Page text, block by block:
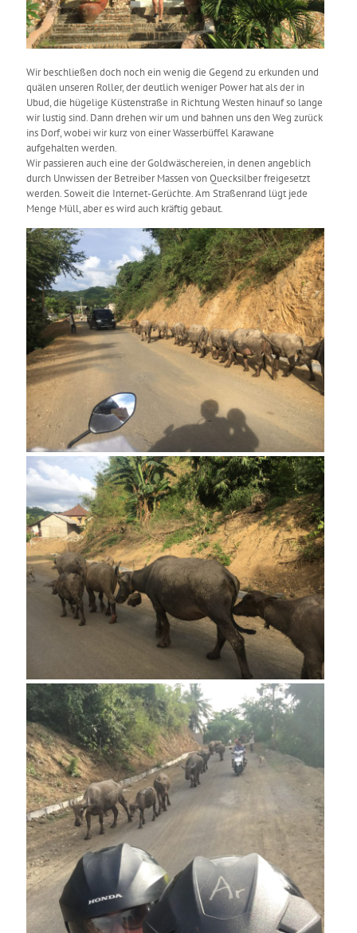
Wir beschließen doch noch ein wenig die Gegend zu erkunden und
quälen unseren Roller, der deutlich weniger Power hat als der in
Ubud, die hügelige Küstenstraße in Richtung Westen hinauf so lange
wir lustig sind. Dann drehen wir um und bahnen uns den Weg zurück
ins Dorf, wobei wir kurz von einer Wasserbüffel Karawane
aufgehalten werden.
Wir passieren auch eine der Goldwäschereien, in denen angeblich
durch Unwissen der Betreiber Massen von Quecksilber freigesetzt
werden. Soweit die Internet-Gerüchte. Am Straßenrand lügt jede
Menge Müll, aber es wird auch kräftig gebaut.